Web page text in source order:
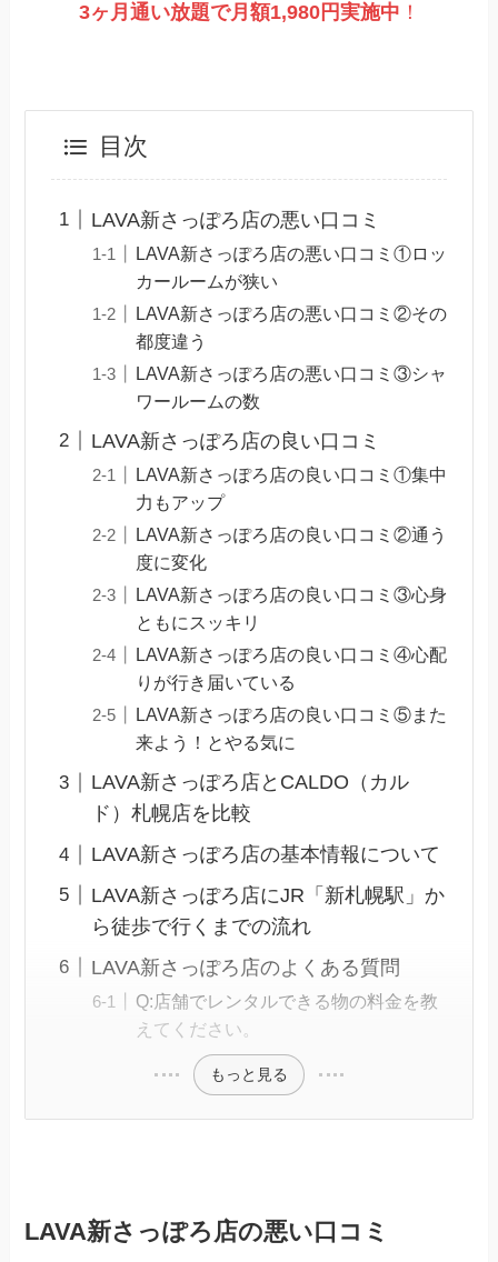
3ヶ月通い放題で月額1,980円実施中 ！
目次
LAVA新さっぽろ店の悪い口コミ
LAVA新さっぽろ店の悪い口コミ①ロッ
カールームが狭い
LAVA新さっぽろ店の悪い口コミ②その
都度違う
LAVA新さっぽろ店の悪い口コミ③シャ
ワールームの数
LAVA新さっぽろ店の良い口コミ
LAVA新さっぽろ店の良い口コミ①集中
力もアップ
LAVA新さっぽろ店の良い口コミ②通う
度に変化
LAVA新さっぽろ店の良い口コミ③心身
ともにスッキリ
LAVA新さっぽろ店の良い口コミ④心配
りが行き届いている
LAVA新さっぽろ店の良い口コミ⑤また
来よう！とやる気に
LAVA新さっぽろ店とCALDO（カル
ド）札幌店を比較
LAVA新さっぽろ店の基本情報について
LAVA新さっぽろ店にJR「新札幌駅」か
ら徒歩で行くまでの流れ
LAVA新さっぽろ店のよくある質問
Q:店舗でレンタルできる物の料金を教
えてください。
もっと見る
LAVA新さっぽろ店の悪い口コミ